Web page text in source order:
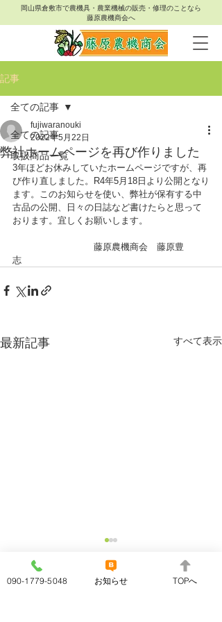
岡山県倉敷市で農機具・農業機械の販売・修理のことなら
藤原農機商会へ
記事
全ての記事
取扱商品一覧
全ての記事
弊社ホームページを再び作りました
fujiwaranouki
2022年5月22日
3年ほどお休みしていたホームページですが、再
び作り直しました。R4年5月18日より公開となり
ます。このお知らせを使い、弊社が保有する中
古品の公開、日々の日誌など書けたらと思って
おります。宜しくお願いします。
藤原農機商会　藤原豊
志
最新記事 すべて表示
090-1779-5048 お知らせ TOPへ